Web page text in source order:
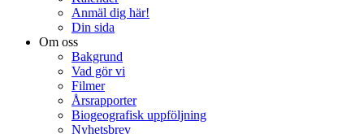
Anmäl dig här!
Din sida
Om oss
Bakgrund
Vad gör vi
Filmer
Årsrapporter
Biogeografisk uppföljning
Nyhetsbrev